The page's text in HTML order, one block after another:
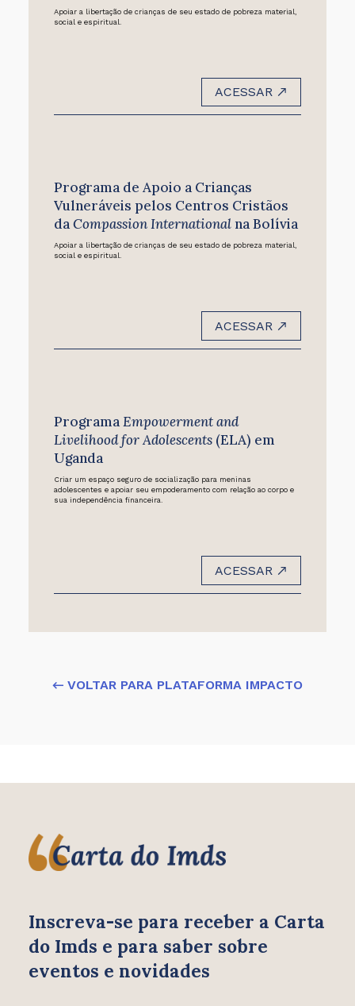
Apoiar a libertação de crianças de seu estado de pobreza material,
social e espiritual.
ACESSAR
Programa de Apoio a Crianças
Vulneráveis pelos Centros Cristãos
daCompassion Internationalna Bolívia
Apoiar a libertação de crianças de seu estado de pobreza material,
social e espiritual.
ACESSAR
ProgramaEmpowerment and
Livelihood for Adolescents(ELA) em
Uganda
Criar um espaço seguro de socialização para meninas
adolescentes e apoiar seu empoderamento com relação ao corpo e
sua independência financeira.
ACESSAR
← VOLTAR PARA PLATAFORMA IMPACTO
Inscreva-se para receber a Carta
do Imds e para saber sobre
eventos e novidades